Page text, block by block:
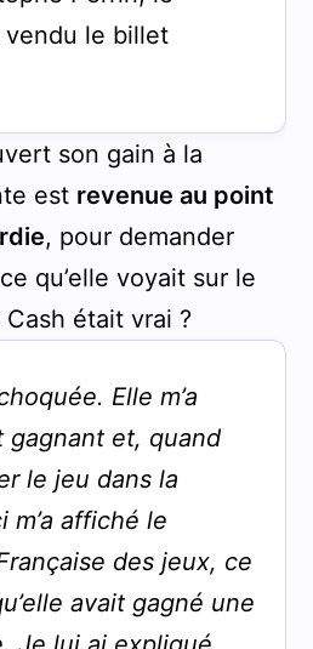
vendu le billet
son gain à la
est revenue au point
, pour demander
qu’elle voyait sur le
était vrai ?
Elle m’a
et, quand
le jeu dans la
m’a affiché le
des jeux, ce
avait gagné une